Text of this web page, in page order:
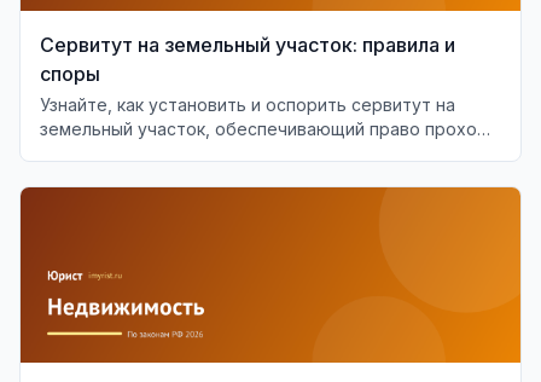
Сервитут на земельный участок: правила и
споры
Узнайте, как установить и оспорить сервитут на
земельный участок, обеспечивающий право прохода